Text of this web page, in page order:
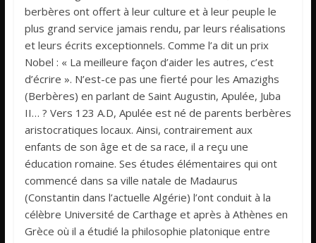
berbères ont offert à leur culture et à leur peuple le
plus grand service jamais rendu, par leurs réalisations
et leurs écrits exceptionnels. Comme l’a dit un prix
Nobel : « La meilleure façon d’aider les autres, c’est
d’écrire ». N’est-ce pas une fierté pour les Amazighs
(Berbères) en parlant de Saint Augustin, Apulée, Juba
II… ? Vers 123 A.D, Apulée est né de parents berbères
aristocratiques locaux. Ainsi, contrairement aux
enfants de son âge et de sa race, il a reçu une
éducation romaine. Ses études élémentaires qui ont
commencé dans sa ville natale de Madaurus
(Constantin dans l’actuelle Algérie) l’ont conduit à la
célèbre Université de Carthage et après à Athènes en
Grèce où il a étudié la philosophie platonique entre